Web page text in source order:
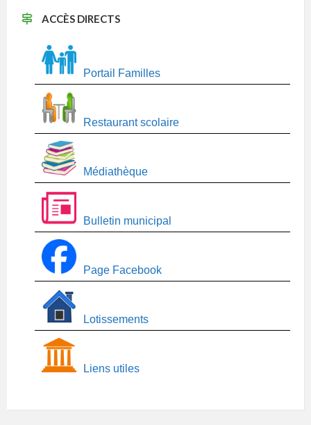
ACCÈS DIRECTS
Portail Familles
Restaurant scolaire
Médiathèque
Bulletin municipal
Page Facebook
Lotissements
Liens utiles